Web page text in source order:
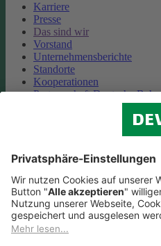
Karriere
Presse
Das sind wir
Vorstand
Unternehmensberichte
Standorte
Kooperationen
Partnerschaft Deutsche Bahn
Cookie-Einstellungen
Datenschutz
Impressum